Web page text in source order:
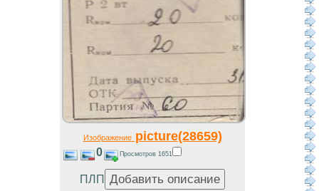
Изображениеpicture(28659)
0 Просмотров 1651
ПЛП